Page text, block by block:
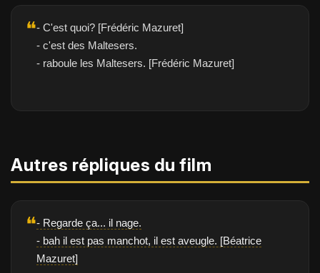
❝- C'est quoi? [Frédéric Mazuret]
- c'est des Maltesers.
- raboule les Maltesers. [Frédéric Mazuret]
Autres répliques du film
❝- Regarde ça... il nage.
- bah il est pas manchot, il est aveugle. [Béatrice
Mazuret]